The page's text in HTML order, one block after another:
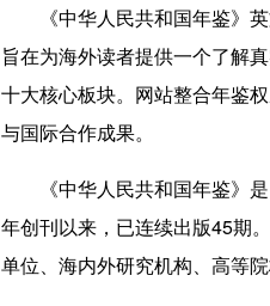
《中华人民共和国年鉴》
旨在为海外读者提供一个了解
十大核心板块。网站整合年鉴
与国际合作成果。
《中华人民共和国年鉴》
年创刊以来，已连续出版45期
单位、海内外研究机构、高等